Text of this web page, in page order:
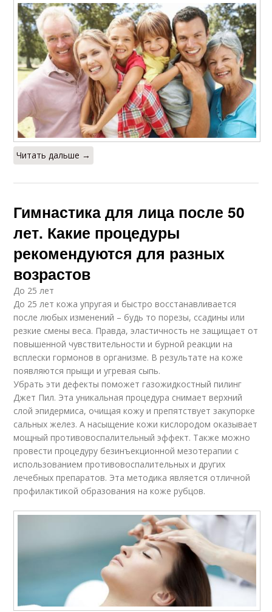
Читать дальше →
Гимнастика для лица после 50
лет. Какие процедуры
рекомендуются для разных
возрастов
До 25 лет
До 25 лет кожа упругая и быстро восстанавливается
после любых изменений – будь то порезы, ссадины или
резкие смены веса. Правда, эластичность не защищает от
повышенной чувствительности и бурной реакции на
всплески гормонов в организме. В результате на коже
появляются прыщи и угревая сыпь.
Убрать эти дефекты поможет газожидкостный пилинг
Джет Пил. Эта уникальная процедура снимает верхний
слой эпидермиса, очищая кожу и препятствует закупорке
сальных желез. А насыщение кожи кислородом оказывает
мощный противовоспалительный эффект. Также можно
провести процедуру безинъекционной мезотерапии с
использованием противовоспалительных и других
лечебных препаратов. Эта методика является отличной
профилактикой образования на коже рубцов.